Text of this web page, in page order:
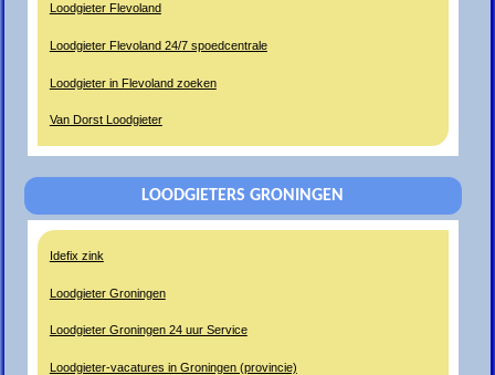
Loodgieter Flevoland
Loodgieter Flevoland 24/7 spoedcentrale
Loodgieter in Flevoland zoeken
Van Dorst Loodgieter
LOODGIETERS GRONINGEN
Idefix zink
Loodgieter Groningen
Loodgieter Groningen 24 uur Service
Loodgieter-vacatures in Groningen (provincie)